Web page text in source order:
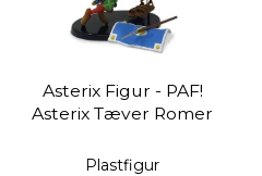
Asterix Figur - PAF!
Asterix Tæver Romer
Plastfigur